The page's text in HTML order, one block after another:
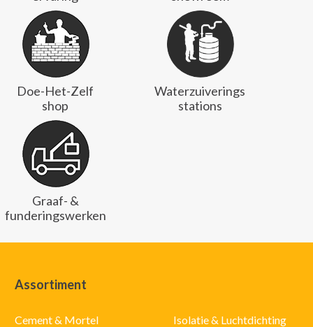
Doe-Het-Zelf
shop
Waterzuiverings
stations
Graaf- &
funderingswerken
Assortiment
Cement & Mortel
Isolatie & Luchtdichting